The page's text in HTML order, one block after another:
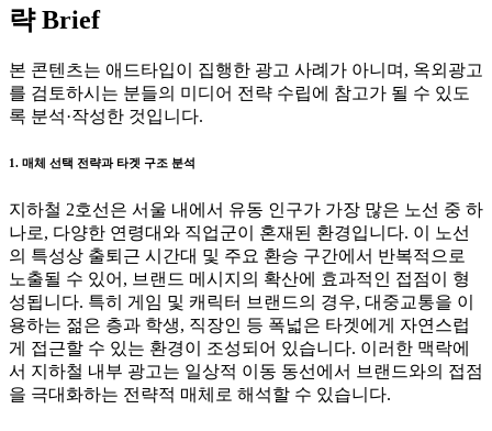
략 Brief
본 콘텐츠는 애드타입이 집행한 광고 사례가 아니며, 옥외광고
를 검토하시는 분들의 미디어 전략 수립에 참고가 될 수 있도
록 분석·작성한 것입니다.
1. 매체 선택 전략과 타겟 구조 분석
지하철 2호선은 서울 내에서 유동 인구가 가장 많은 노선 중 하
나로, 다양한 연령대와 직업군이 혼재된 환경입니다. 이 노선
의 특성상 출퇴근 시간대 및 주요 환승 구간에서 반복적으로
노출될 수 있어, 브랜드 메시지의 확산에 효과적인 접점이 형
성됩니다. 특히 게임 및 캐릭터 브랜드의 경우, 대중교통을 이
용하는 젊은 층과 학생, 직장인 등 폭넓은 타겟에게 자연스럽
게 접근할 수 있는 환경이 조성되어 있습니다. 이러한 맥락에
서 지하철 내부 광고는 일상적 이동 동선에서 브랜드와의 접점
을 극대화하는 전략적 매체로 해석할 수 있습니다.